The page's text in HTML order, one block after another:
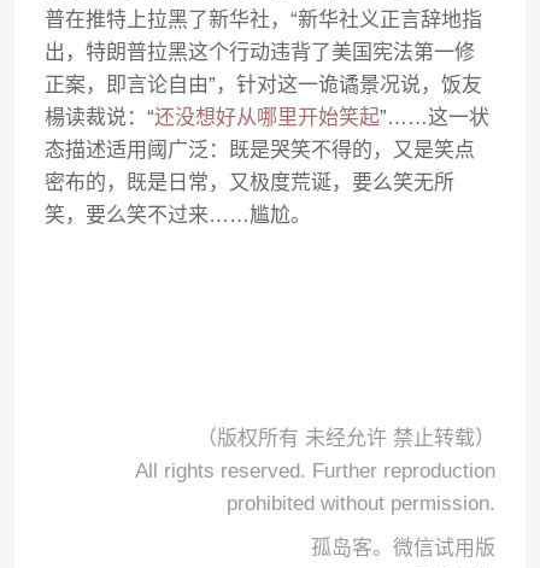
普在推特上拉黑了新华社，“新华社义正言辞地指
出，特朗普拉黑这个行动违背了美国宪法第一修
正案，即言论自由”，针对这一诡谲景况说，饭友
楊读裁说：“还没想好从哪里开始笑起”……这一状
态描述适用阈广泛：既是哭笑不得的，又是笑点
密布的，既是日常，又极度荒诞，要么笑无所
笑，要么笑不过来……尴尬。
（版权所有 未经允许 禁止转载）
All rights reserved. Further reproduction
prohibited without permission.
孤岛客。微信试用版